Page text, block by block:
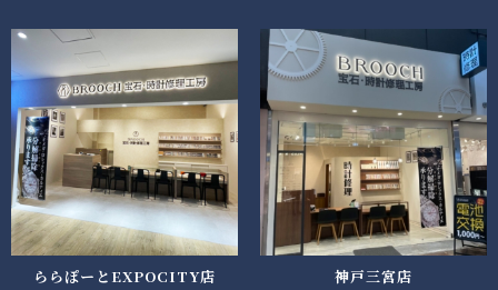
ららぽーとEXPOCITY店 神戸三宮店